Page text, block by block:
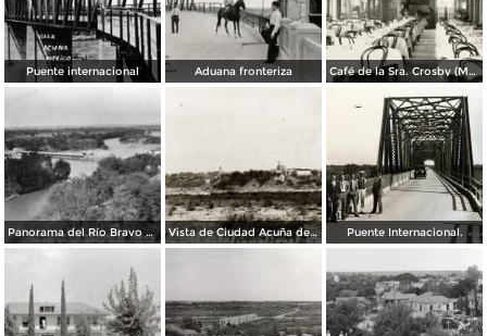
Puente internacional Aduana fronteriza Café de la Sra. Crosby (Mrs. Crosby´s Café)
Panorama del Río Bravo y puente internacional Vista de Ciudad Acuña desde el puente internacional a Eagle Pass, Texas Puente Internacional.